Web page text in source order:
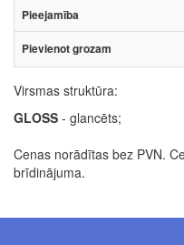
Virsmas struktūra:
GLOSS - glancēts;
Cenas norādītas bez PVN.
brīdinājuma.